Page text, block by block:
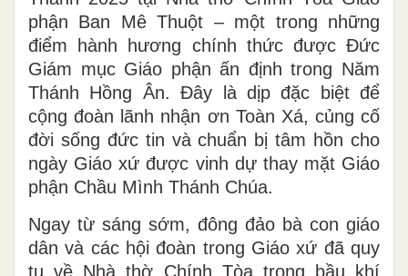
phận Ban Mê Thuột – một trong những
điểm hành hương chính thức được Đức
Giám mục Giáo phận ấn định trong Năm
Thánh Hồng Ân. Đây là dịp đặc biệt để
cộng đoàn lãnh nhận ơn Toàn Xá, củng cố
đời sống đức tin và chuẩn bị tâm hồn cho
ngày Giáo xứ được vinh dự thay mặt Giáo
phận Chầu Mình Thánh Chúa.
Ngay từ sáng sớm, đông đảo bà con giáo
dân và các hội đoàn trong Giáo xứ đã quy
tụ về Nhà thờ Chính Tòa trong bầu khí